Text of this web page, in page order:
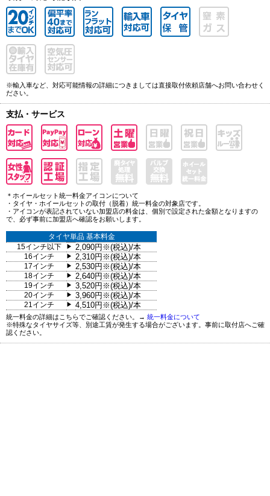
※輸入車など、対応可能情報の詳細につきましては直接取付依頼店舗へお問い合わせく
ださい。
支払・サービス
＊ホイールセット統一料金アイコンについて
・タイヤ・ホイールセットの取付（脱着）統一料金の対象店です。
・アイコンが表記されていない加盟店の料金は、個別で設定された金額となりますの
で、必ず事前に加盟店へ確認をお願いします。
タイヤ単品 基本料金
15インチ以下
▶ 2,090円※(税込)/本
16インチ ▶ 2,310円※(税込)/本
17インチ ▶ 2,530円※(税込)/本
18インチ ▶ 2,640円※(税込)/本
19インチ ▶ 3,520円※(税込)/本
20インチ ▶ 3,960円※(税込)/本
21インチ ▶ 4,510円※(税込)/本
統一料金の詳細はこちらでご確認ください。→ 統一料金について
※特殊なタイヤサイズ等、別途工賃が発生する場合がございます。事前に取付店へご確
認ください。